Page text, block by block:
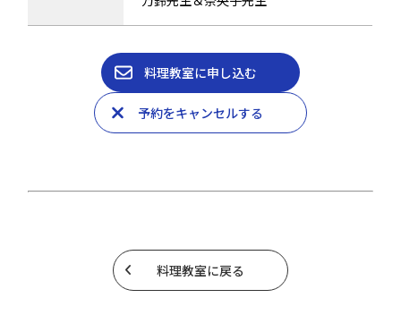
料理教室に申し込む
予約をキャンセルする
料理教室に戻る